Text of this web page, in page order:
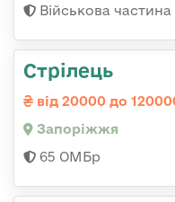
Військова частина
Стрілець
від 20000 до
Запоріжжя
65 ОМБр